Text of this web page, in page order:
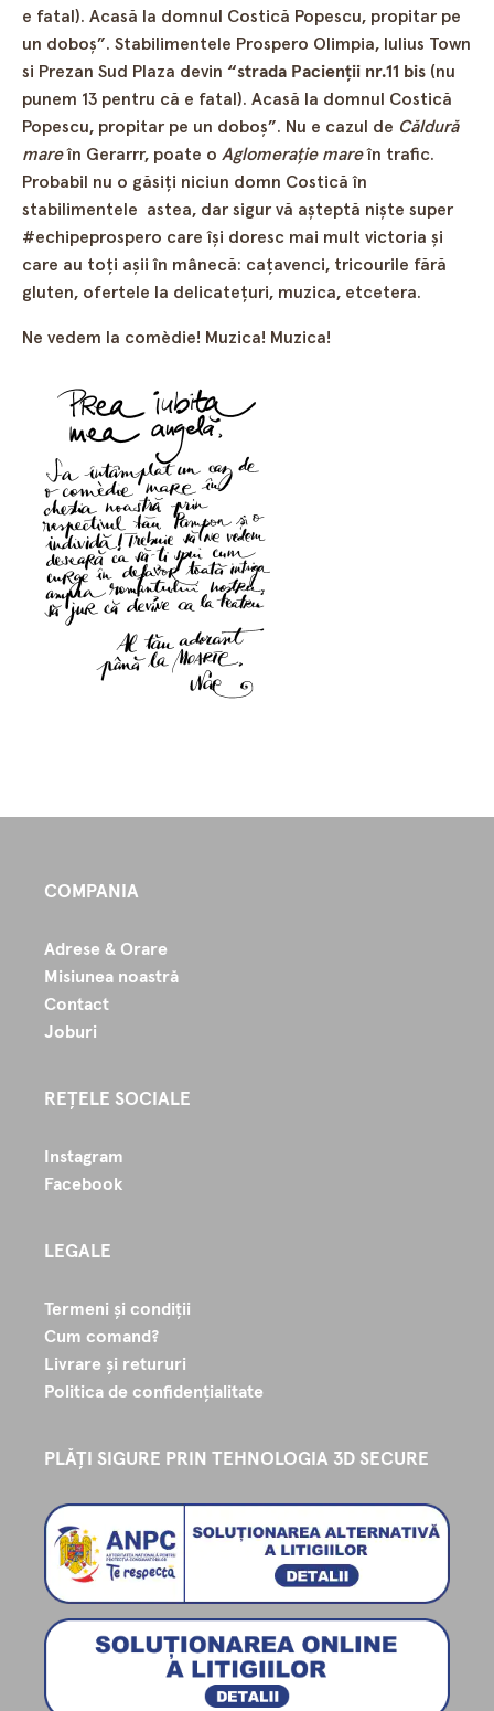
e fatal). Acasă la domnul Costică Popescu, propitar pe
un doboş”. Stabilimentele Prospero Olimpia, Iulius Town
si Prezan Sud Plaza devin “strada Pacienţii nr.11 bis (nu
punem 13 pentru că e fatal). Acasă la domnul Costică
Popescu, propitar pe un doboş”. Nu e cazul de Căldură
mareîn Gerarrr, poate o Aglomeraţie mareîn trafic.
Probabil nu o găsiţi niciun domn Costică în
stabilimentele astea, dar sigur vă aşteptă nişte super
#echipeprospero care îşi doresc mai mult victoria şi
care au toţi aşii în mânecă: caţavenci, tricourile fără
gluten, ofertele la delicateţuri, muzica, etcetera.
Ne vedem la comèdie! Muzica! Muzica!
COMPANIA
Adrese & Orare
Misiunea noastră
Contact
Joburi
REȚELE SOCIALE
Instagram
Facebook
LEGALE
Termeni și condiții
Cum comand?
Livrare și retururi
Politica de confidențialitate
PLĂȚI SIGURE PRIN TEHNOLOGIA 3D SECURE